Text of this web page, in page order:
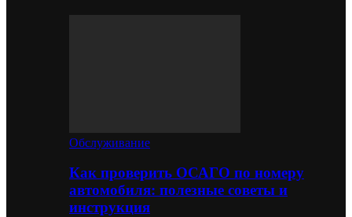
Обслуживание
Как проверить ОСАГО по номеру
автомобиля: полезные советы и
инструкция